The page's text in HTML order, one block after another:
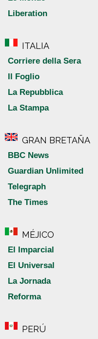
Liberation
ITALIA
Corriere della Sera
Il Foglio
La Repubblica
La Stampa
GRAN BRETAÑA
BBC News
Guardian Unlimited
Telegraph
The Times
MÉJICO
El Imparcial
El Universal
La Jornada
Reforma
PERÚ